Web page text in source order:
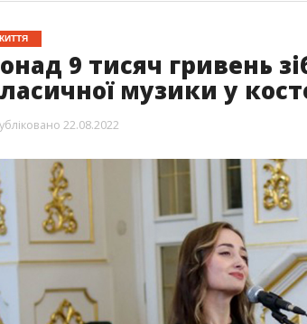
9 тисяч гривень
музики у
22.08.2022